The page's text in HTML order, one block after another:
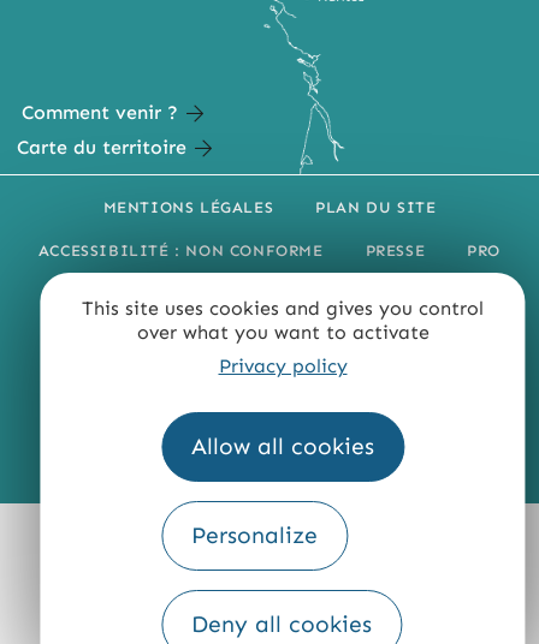
This site uses cookies and gives you control
over what you want to activate
Privacy policy
Allow all cookies
Personalize
Deny all cookies
Comment venir ?
Carte du territoire
MENTIONS LÉGALES PLAN DU SITE
ACCESSIBILITÉ : NON CONFORME PRESSE PRO
Fourni par
Traduction